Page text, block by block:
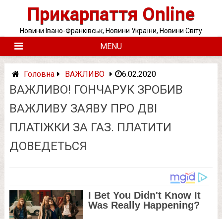
Прикарпаття Online
Новини Івано-Франківськ, Новини України, Новини Світу
MENU
Головна ВАЖЛИВО 6.02.2020
ВАЖЛИВО! ГОНЧАРУК ЗРОБИВ
ВАЖЛИВУ ЗАЯВУ ПРО ДВІ
ПЛАТІЖКИ ЗА ГАЗ. ПЛАТИТИ
ДОВЕДЕТЬСЯ